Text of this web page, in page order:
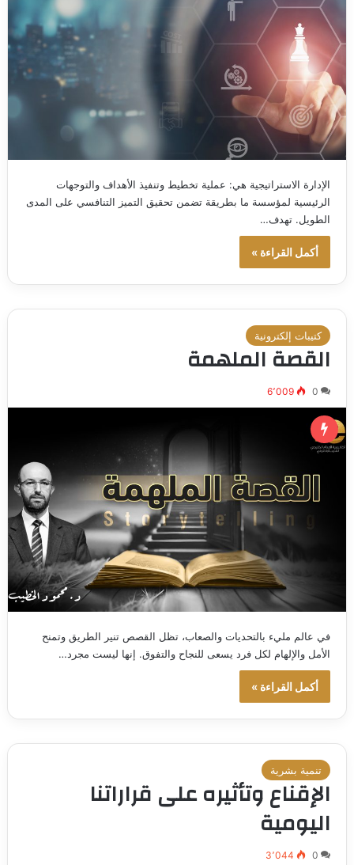
الإدارة الاستراتيجية هي: عملية تخطيط وتنفيذ الأهداف والتوجهات
الرئيسية لمؤسسة ما بطريقة تضمن تحقيق التميز التنافسي على المدى
الطويل. تهدف…
أكمل القراءة »
كتيبات إلكترونية
القصة الملهمة
0 6٬009
في عالم مليء بالتحديات والصعاب، تظل القصص تنير الطريق وتمنح
الأمل والإلهام لكل فرد يسعى للنجاح والتفوق. إنها ليست مجرد…
أكمل القراءة »
تنمية بشرية
الإقناع وتأثيره على قراراتنا
اليومية
0 3٬044